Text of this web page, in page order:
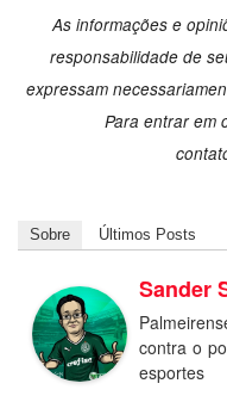
As informações e
responsabilidade de
expressam
Para entrar em
Sobre Últimos Posts
Sander
contra o
esportes